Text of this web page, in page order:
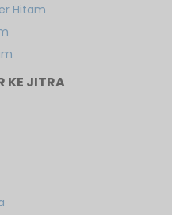
Hitam
KE JITRA